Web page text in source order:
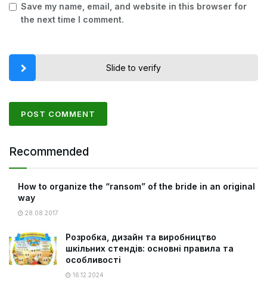
Save my name, email, and website in this browser for
the next time I comment.
Slide to verify
Recommended
How to organize the “ransom” of the bride in an original
way
28.08.2017
Розробка, дизайн та виробництво
шкільних стендів: основні правила та
особливості
16.12.2024